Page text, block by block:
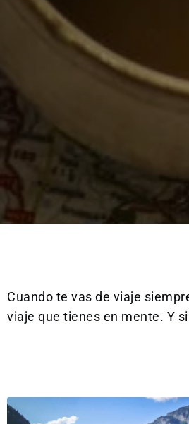
Cuando te vas de viaje
viaje que tienes en mente. Y